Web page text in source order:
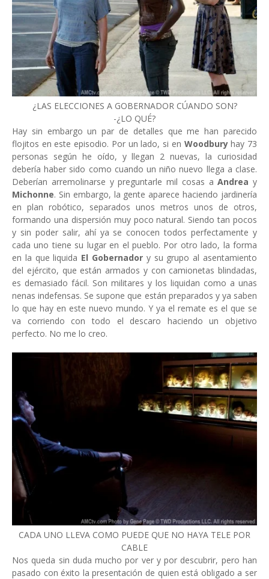
¿LAS ELECCIONES A GOBERNADOR CÚANDO SON?
-¿LO QUÉ?
Hay sin embargo un par de detalles que me han parecido
flojitos en este episodio. Por un lado, si en Woodburyhay 73
personas según he oído, y llegan 2 nuevas, la curiosidad
debería haber sido como cuando un niño nuevo llega a clase.
Deberían arremolinarse y preguntarle mil cosas aAndrea y
Michonne. Sin embargo, la gente aparece haciendo jardinería
en plan robótico, separados unos metros unos de otros,
formando una dispersión muy poco natural. Siendo tan pocos
y sin poder salir, ahí ya se conocen todos perfectamente y
cada uno tiene su lugar en el pueblo. Por otro lado, la forma
en la que liquida El Gobernador y su grupo al asentamiento
del ejército, que están armados y con camionetas blindadas,
es demasiado fácil. Son militares y los liquidan como a unas
nenas indefensas. Se supone que están preparados y ya saben
lo que hay en este nuevo mundo. Y ya el remate es el que se
va corriendo con todo el descaro haciendo un objetivo
perfecto. No me lo creo.
CADA UNO LLEVA COMO PUEDE QUE NO HAYA TELE POR
CABLE
Nos queda sin duda mucho por ver y por descubrir, pero han
pasado con éxito la presentación de quien está obligado a ser